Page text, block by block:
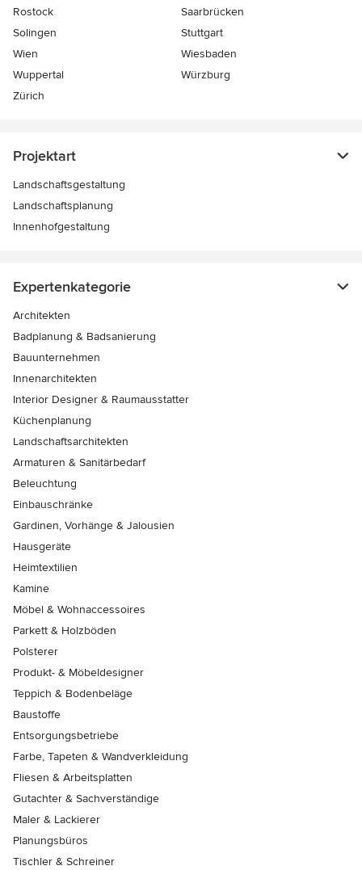
Rostock
Saarbrücken
Solingen
Stuttgart
Wien
Wiesbaden
Wuppertal
Würzburg
Zürich
Projektart
Landschaftsgestaltung
Landschaftsplanung
Innenhofgestaltung
Expertenkategorie
Architekten
Badplanung & Badsanierung
Bauunternehmen
Innenarchitekten
Interior Designer & Raumausstatter
Küchenplanung
Landschaftsarchitekten
Armaturen & Sanitärbedarf
Beleuchtung
Einbauschränke
Gardinen, Vorhänge & Jalousien
Hausgeräte
Heimtextilien
Kamine
Möbel & Wohnaccessoires
Parkett & Holzböden
Polsterer
Produkt- & Möbeldesigner
Teppich & Bodenbeläge
Baustoffe
Entsorgungsbetriebe
Farbe, Tapeten & Wandverkleidung
Fliesen & Arbeitsplatten
Gutachter & Sachverständige
Maler & Lackierer
Planungsbüros
Tischler & Schreiner